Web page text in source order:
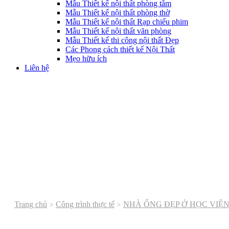
Mẫu Thiết kế nội thất phòng tắm
Mẫu Thiết kế nội thất phòng thờ
Mẫu Thiết kế nội thất Rạp chiếu phim
Mẫu Thiết kế nội thất văn phòng
Mẫu Thiết kế thi công nội thất Đẹp
Các Phong cách thiết kế Nội Thất
Mẹo hữu ích
Liên hệ
Trang chủ Công trình thực tế NHÀ ỐNG ĐẸP Ở HỌC